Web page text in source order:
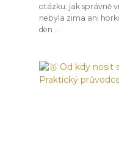
otázku: jak správně
nebyla zima ani
den ...